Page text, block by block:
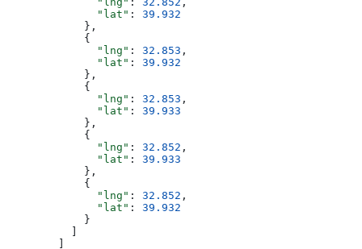
              "lat"
: 39.932
            },
            {
              "lng"
: 32.853 ,
              "lat"
: 39.932
            },
            {
              "lng"
: 32.853 ,
              "lat"
: 39.933
            },
            {
              "lng"
: 32.852 ,
              "lat"
: 39.933
            },
            {
              "lng"
: 32.852 ,
              "lat"
: 39.932
            }